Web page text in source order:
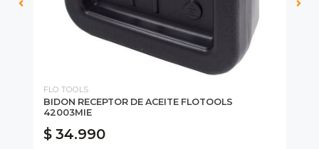
FLO TOOLS
BIDON RECEPTOR DE ACEITE FLOTOOLS
42003MIE
$ 34.990